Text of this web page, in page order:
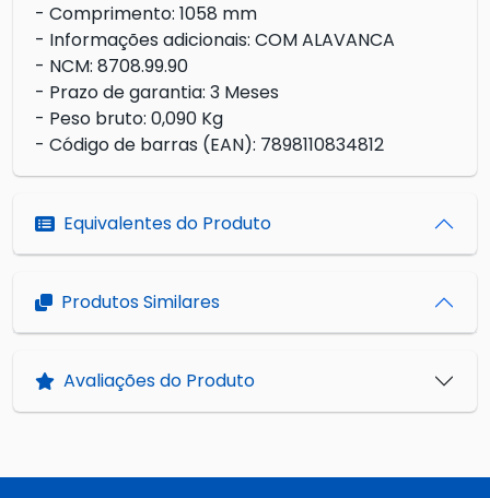
- Comprimento: 1058 mm
- Informações adicionais: COM ALAVANCA
- NCM: 8708.99.90
- Prazo de garantia: 3 Meses
- Peso bruto: 0,090 Kg
- Código de barras (EAN): 7898110834812
Equivalentes do Produto
Produtos Similares
Avaliações do Produto